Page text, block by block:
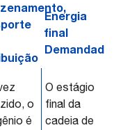
Energia
final
Demandad
o
é
O estágio
final da
cadeia de